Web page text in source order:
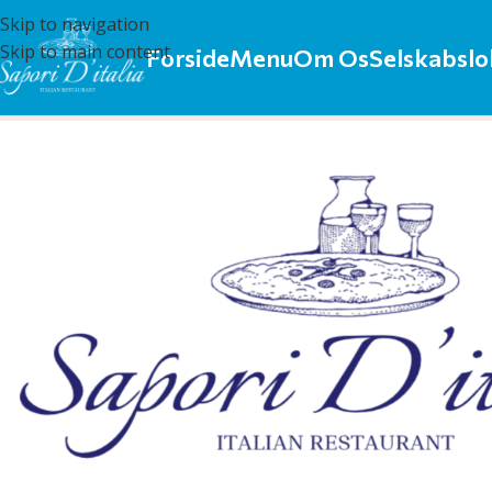
Skip to navigation
Skip to main contentForsideMenuOm Os